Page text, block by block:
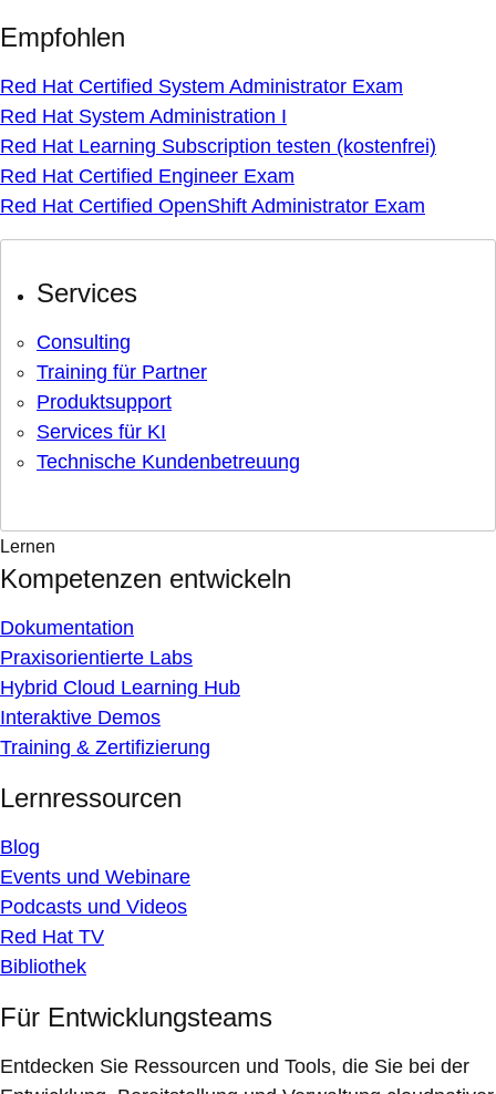
Empfohlen
Red Hat Certified System Administrator Exam
Red Hat System Administration I
Red Hat Learning Subscription testen (kostenfrei)
Red Hat Certified Engineer Exam
Red Hat Certified OpenShift Administrator Exam
Services
Consulting
Training für Partner
Produktsupport
Services für KI
Technische Kundenbetreuung
Lernen
Kompetenzen entwickeln
Dokumentation
Praxisorientierte Labs
Hybrid Cloud Learning Hub
Interaktive Demos
Training & Zertifizierung
Lernressourcen
Blog
Events und Webinare
Podcasts und Videos
Red Hat TV
Bibliothek
Für Entwicklungsteams
Entdecken Sie Ressourcen und Tools, die Sie bei der